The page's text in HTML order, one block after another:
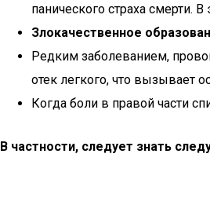
панического страха смерти.
Злокачественное
Редким заболеванием,
отек легкого, что вызывает
Когда боли в правой части
В частности, следует знать